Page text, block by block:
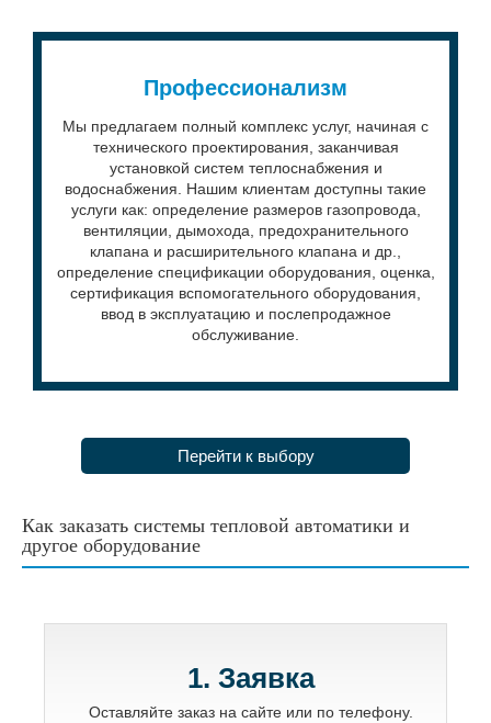
Профессионализм
Мы предлагаем полный комплекс услуг, начиная с
технического проектирования, заканчивая
установкой систем теплоснабжения и
водоснабжения. Нашим клиентам доступны такие
услуги как: определение размеров газопровода,
вентиляции, дымохода, предохранительного
клапана и расширительного клапана и др.,
определение спецификации оборудования, оценка,
сертификация вспомогательного оборудования,
ввод в эксплуатацию и послепродажное
обслуживание.
Перейти к выбору
Как заказать системы тепловой автоматики и
другое оборудование
1. Заявка
Оставляйте заказ на сайте или по телефону.